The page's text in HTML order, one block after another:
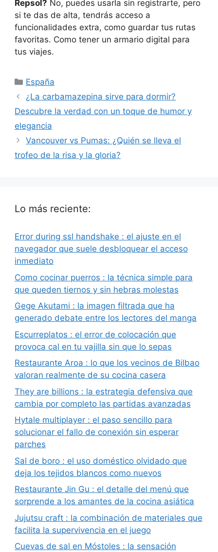
Repsol? No, puedes usarla sin registrarte, pero
si te das de alta, tendrás acceso a
funcionalidades extra, como guardar tus rutas
favoritas. Como tener un armario digital para
tus viajes.
Categorías
España
¿La carbamazepina sirve para dormir?
Descubre la verdad con un toque de humor y
elegancia
Vancouver vs Pumas: ¿Quién se lleva el
trofeo de la risa y la gloria?
Lo más reciente:
Error during ssl handshake : el ajuste en el
navegador que suele desbloquear el acceso
inmediato
Como cocinar puerros : la técnica simple para
que queden tiernos y sin hebras molestas
Gege Akutami : la imagen filtrada que ha
generado debate entre los lectores del manga
Escurreplatos : el error de colocación que
provoca cal en tu vajilla sin que lo sepas
Restaurante Aroa : lo que los vecinos de Bilbao
valoran realmente de su cocina casera
They are billions : la estrategia defensiva que
cambia por completo las partidas avanzadas
Hytale multiplayer : el paso sencillo para
solucionar el fallo de conexión sin esperar
parches
Sal de boro : el uso doméstico olvidado que
deja los tejidos blancos como nuevos
Restaurante Jin Gu : el detalle del menú que
sorprende a los amantes de la cocina asiática
Jujutsu craft : la combinación de materiales que
facilita la supervivencia en el juego
Cuevas de sal en Móstoles : la sensación